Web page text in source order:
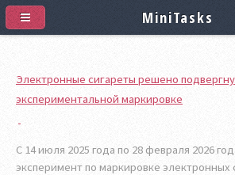
Электронные сигареты решено
экспериментальной маркировке
С 14 июля 2025 года по 28 февраля 2026
эксперимент по маркировке электронных
MiniTasks